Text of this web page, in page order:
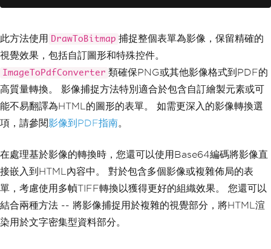
eam();
bitmap
ImageFormat
// Convert image to PDF using IronPDF
ImageToPdf(ms.ToArray());
pdfDocument
.SaveAs("FormImage.pdf" );
此方法使用 DrawToBitmap 捕捉整個表單為影像，保留精確的
視覺效果，包括自訂圖形和特殊控件。
ImageToPdfConverter 類確保PNG或其他影像格式到PDF的
高質量轉換。 影像捕捉方法特別適合於包含自訂繪製元素或可
能不易翻譯為HTML的圖形的表單。 如需更深入的影像轉換選
項，請參閱影像到PDF指南。
在處理基於影像的轉換時，您還可以使用Base64編碼將影像直
接嵌入到HTML內容中。 對於包含多個影像或複雜佈局的表
單，考慮使用多幀TIFF轉換以獲得更好的組織效果。 您還可以
結合兩種方法 -- 將影像捕捉用於複雜的視覺部分，將HTML渲
染用於文字密集型資料部分。